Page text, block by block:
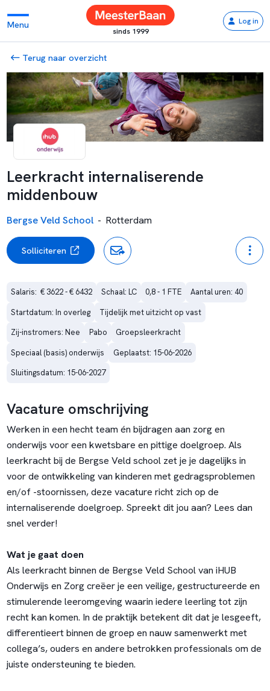
Menu
sinds 1999
Log in
Terug naar overzicht
Leerkracht internaliserende
middenbouw
Bergse Veld School - Rotterdam
Solliciteren
Salaris:  € 3622 - € 6432 Schaal: LC 0,8 - 1 FTE
Aantal uren: 40
Startdatum: In overleg
Tijdelijk met uitzicht op vast
Zij-instromers: Nee
Pabo
Groepsleerkracht
Speciaal (basis) onderwijs
Geplaatst: 15-06-2026
Sluitingsdatum: 15-06-2027
Vacature omschrijving
Werken in een hecht team én bijdragen aan zorg en
onderwijs voor een kwetsbare en pittige doelgroep. Als
leerkracht bij de Bergse Veld school zet je je dagelijks in
voor de ontwikkeling van kinderen met gedragsproblemen
en/of -stoornissen, deze vacature richt zich op de
internaliserende doelgroep. Spreekt dit jou aan? Lees dan
snel verder!
Wat je gaat doen
Als leerkracht binnen de Bergse Veld School van iHUB
Onderwijs en Zorg creëer je een veilige, gestructureerde en
stimulerende leeromgeving waarin iedere leerling tot zijn
recht kan komen. In de praktijk betekent dit dat je lesgeeft,
differentieert binnen de groep en nauw samenwerkt met
collega’s, ouders en andere betrokken professionals om de
juiste ondersteuning te bieden.